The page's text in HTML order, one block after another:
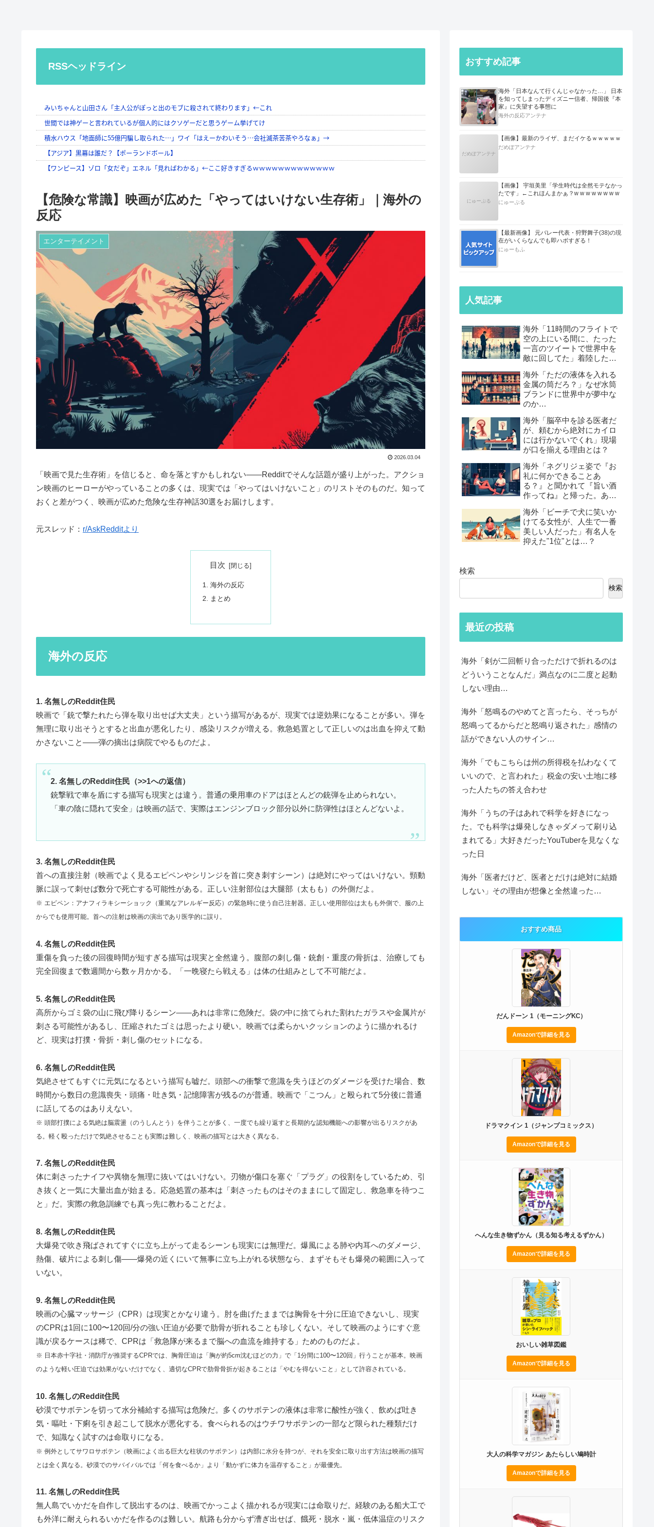
RSSヘッドライン
【危険な常識】映画が広めた「やってはいけない生存術」｜海外の
反応
エンターテイメント
2026.03.04
「映画で見た生存術」を信じると、命を落とすかもしれない——Redditでそんな話題が盛り上がった。アクショ
ン映画のヒーローがやっていることの多くは、現実では「やってはいけないこと」のリストそのものだ。知って
おくと差がつく、映画が広めた危険な生存神話30選をお届けします。
元スレッド： r/AskRedditより
目次
海外の反応
まとめ
海外の反応
1. 名無しのReddit住民
映画で「銃で撃たれたら弾を取り出せば大丈夫」という描写があるが、現実では逆効果になることが多い。弾を
無理に取り出そうとすると出血が悪化したり、感染リスクが増える。救急処置として正しいのは出血を抑えて動
かさないこと——弾の摘出は病院でやるものだよ。
2. 名無しのReddit住民（>>1への返信）
銃撃戦で車を盾にする描写も現実とは違う。普通の乗用車のドアはほとんどの銃弾を止められない。
「車の陰に隠れて安全」は映画の話で、実際はエンジンブロック部分以外に防弾性はほとんどないよ。
3. 名無しのReddit住民
首への直接注射（映画でよく見るエピペンやシリンジを首に突き刺すシーン）は絶対にやってはいけない。頸動
脈に誤って刺せば数分で死亡する可能性がある。正しい注射部位は大腿部（太もも）の外側だよ。
※ エピペン：アナフィラキシーショック（重篤なアレルギー反応）の緊急時に使う自己注射器。正しい使用部位は太もも外側で、服の上
からでも使用可能。首への注射は映画の演出であり医学的に誤り。
4. 名無しのReddit住民
重傷を負った後の回復時間が短すぎる描写は現実と全然違う。腹部の刺し傷・銃創・重度の骨折は、治療しても
完全回復まで数週間から数ヶ月かかる。「一晩寝たら戦える」は体の仕組みとして不可能だよ。
5. 名無しのReddit住民
高所からゴミ袋の山に飛び降りるシーン——あれは非常に危険だ。袋の中に捨てられた割れたガラスや金属片が
刺さる可能性があるし、圧縮されたゴミは思ったより硬い。映画では柔らかいクッションのように描かれるけ
ど、現実は打撲・骨折・刺し傷のセットになる。
6. 名無しのReddit住民
気絶させてもすぐに元気になるという描写も嘘だ。頭部への衝撃で意識を失うほどのダメージを受けた場合、数
時間から数日の意識喪失・頭痛・吐き気・記憶障害が残るのが普通。映画で「こつん」と殴られて5分後に普通
に話してるのはありえない。
※ 頭部打撲による気絶は脳震盪（のうしんとう）を伴うことが多く、一度でも繰り返すと長期的な認知機能への影響が出るリスクがあ
る。軽く殴っただけで気絶させることも実際は難しく、映画の描写とは大きく異なる。
7. 名無しのReddit住民
体に刺さったナイフや異物を無理に抜いてはいけない。刃物が傷口を塞ぐ「プラグ」の役割をしているため、引
き抜くと一気に大量出血が始まる。応急処置の基本は「刺さったものはそのままにして固定し、救急車を待つこ
と」だ。実際の救急訓練でも真っ先に教わることだよ。
8. 名無しのReddit住民
大爆発で吹き飛ばされてすぐに立ち上がって走るシーンも現実には無理だ。爆風による肺や内耳へのダメージ、
熱傷、破片による刺し傷——爆発の近くにいて無事に立ち上がれる状態なら、まずそもそも爆発の範囲に入って
いない。
9. 名無しのReddit住民
映画の心臓マッサージ（CPR）は現実とかなり違う。肘を曲げたままでは胸骨を十分に圧迫できないし、現実
のCPRは1回に100〜120回/分の強い圧迫が必要で肋骨が折れることも珍しくない。そして映画のようにすぐ意
識が戻るケースは稀で、CPRは「救急隊が来るまで脳への血流を維持する」ためのものだよ。
※ 日本赤十字社・消防庁が推奨するCPRでは、胸骨圧迫は「胸が約5cm沈むほどの力」で「1分間に100〜120回」行うことが基本。映画
のような軽い圧迫では効果がないだけでなく、適切なCPRで肋骨骨折が起きることは「やむを得ないこと」として許容されている。
10. 名無しのReddit住民
砂漠でサボテンを切って水分補給する描写は危険だ。多くのサボテンの液体は非常に酸性が強く、飲めば吐き
気・嘔吐・下痢を引き起こして脱水が悪化する。食べられるのはウチワサボテンの一部など限られた種類だけ
で、知識なく試すのは命取りになる。
※ 例外としてサワロサボテン（映画によく出る巨大な柱状のサボテン）は内部に水分を持つが、それを安全に取り出す方法は映画の描写
とは全く異なる。砂漠でのサバイバルでは「何を食べるか」より「動かずに体力を温存すること」が最優先。
11. 名無しのReddit住民
無人島でいかだを自作して脱出するのは、映画でかっこよく描かれるが現実には命取りだ。経験のある船大工で
も外洋に耐えられるいかだを作るのは難しい。航路も分からず漕ぎ出せば、餓死・脱水・嵐・低体温症のリスク
おすすめ記事
海外「日本なんて行くんじゃなかった…」 日本
を知ってしまったディズニー信者、帰国後『本
家』に失望する事態に
海外の反応アンテナ
だめぽアンテナ
【画像】最新のライザ、まだイケるｗｗｗｗｗ
だめぽアンテナ
にゅーぷる
【画像】 宇垣美里「学生時代は全然モテなかっ
たです」←これほんまかぁ？w w w w w w w w
にゅーぷる
【最新画像】 元バレー代表・狩野舞子(38)の現
在がいくらなんでも即ハボすぎる！
にゅーもふ
人気記事
海外「11時間のフライトで
空の上にいる間に、たった
一言のツイートで世界中を
敵に回してた」着陸したら
海外「ただの液体を入れる
金属の筒だろ？」なぜ水筒
ブランドに世界中が夢中な
のか…
海外「脳卒中を診る医者だ
が、頼むから絶対にカイロ
には行かないでくれ」現場
が口を揃える理由とは？
海外「ネグリジェ姿で『お
礼に何かできることあ
る？』と聞かれて『旨い酒
作ってね』と帰った。あれ
る男たちの後悔談…
海外「ビーチで犬に笑いか
けてる女性が、人生で一番
美しい人だった」有名人を
抑えた"1位"とは…？
検索
検索
最近の投稿
海外「剣が二回斬り合っただけで折れるのは
どういうことなんだ」満点なのに二度と起動
しない理由…
海外「怒鳴るのやめてと言ったら、そっちが
怒鳴ってるからだと怒鳴り返された」感情の
話ができない人のサイン…
海外「でもこちらは州の所得税を払わなくて
いいので、と言われた」税金の安い土地に移
った人たちの答え合わせ
海外「うちの子はあれで科学を好きになっ
た。でも科学は爆発しなきゃダメって刷り込
まれてる」大好きだったYouTuberを見なくな
った日
海外「医者だけど、医者とだけは絶対に結婚
しない」その理由が想像と全然違った…
おすすめ商品
だんドーン 1（モーニングKC）
Amazonで詳細を見る
ドラマクイン 1（ジャンプコミックス）
Amazonで詳細を見る
へんな生き物ずかん（見る知る考えるずかん）
Amazonで詳細を見る
おいしい雑草図鑑
Amazonで詳細を見る
大人の科学マガジン あたらしい鳩時計
Amazonで詳細を見る